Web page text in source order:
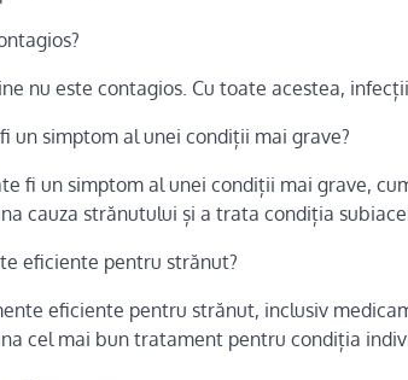
nu este contagios. Cu toate acestea,
un simptom al unei condiții mai grave?
fi un simptom al unei condiții mai grave,
cauza strănutului și a trata condiția
eficiente pentru strănut?
eficiente pentru strănut, inclusiv
cel mai bun tratament pentru condiția